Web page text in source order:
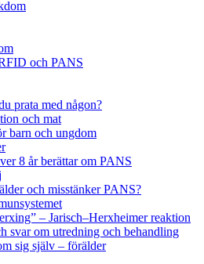
och PANS
prata med någon?
och mat
barn och ungdom
8 år berättar om PANS
och misstänker PANS?
– Jarisch–Herxheimer reaktion
svar om utredning och behandling
sig själv – förälder